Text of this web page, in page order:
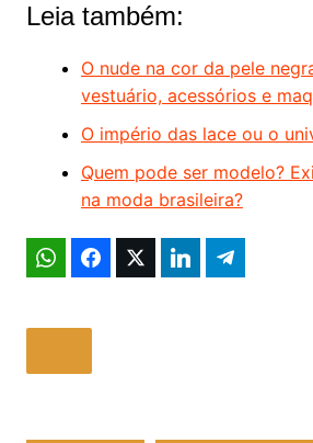
Leia também:
O nude na cor da pele
vestuário, acessórios e
O império das lace ou o
Quem pode ser modelo?
na moda brasileira?